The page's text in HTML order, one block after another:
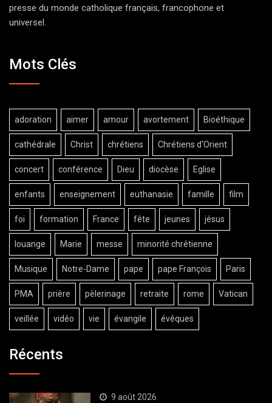
presse du monde catholique français, francophone et
universel.
Mots Clés
adoration aimer amour avortement Bioéthique
cathédrale Christ chrétiens Chrétiens d'Orient
concert conférence Dieu diocèse Eglise
enfants enseignement euthanasie famille film
foi formation France fête jeunes jésus
louange Marie messe minorité chrétienne
Musique Notre-Dame pape pape François Paris
PMA prière pèlerinage retraite rome Vatican
veillée vidéo vie évangile évêques
Récents
9 août 2026